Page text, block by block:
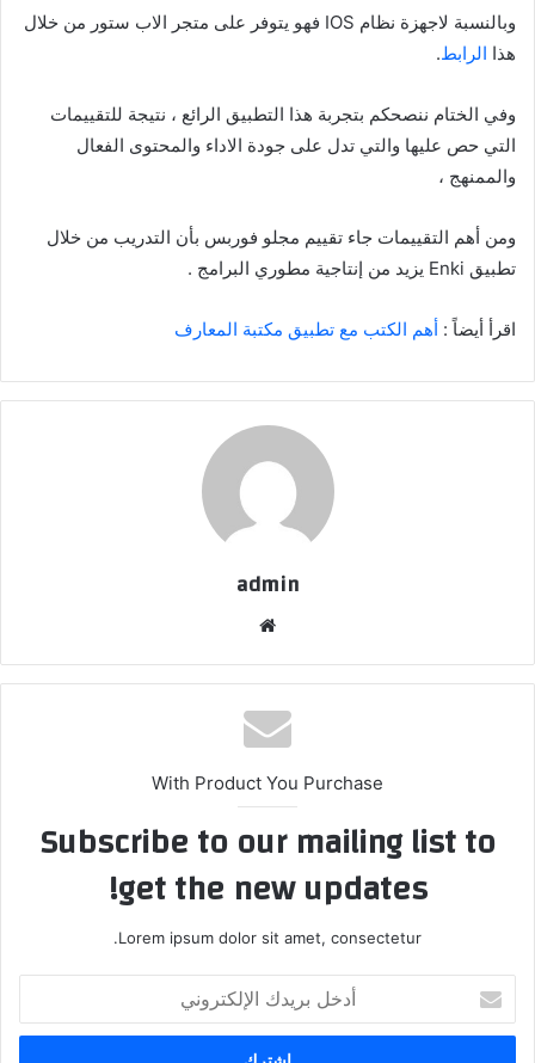
وبالنسبة لاجهزة نظام IOS فهو يتوفر على متجر الاب ستور من خلال
هذا الرابط.
وفي الختام ننصحكم بتجربة هذا التطبيق الرائع ، نتيجة للتقييمات
التي حص عليها والتي تدل على جودة الاداء والمحتوى الفعال
والممنهج ،
ومن أهم التقييمات جاء تقييم مجلو فوربس بأن التدريب من خلال
تطبيق Enki يزيد من إنتاجية مطوري البرامج .
اقرأ أيضاً : أهم الكتب مع تطبيق مكتبة المعارف
admin
With Product You Purchase
Subscribe to our mailing list to
get the new updates!
Lorem ipsum dolor sit amet, consectetur.
بريدك
الإلكتروني